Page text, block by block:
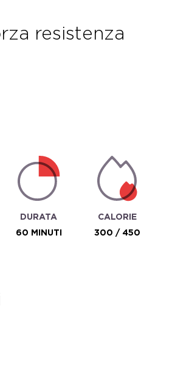
resistenza
DURATA
60 MINUTI
CALORIE
300 / 450